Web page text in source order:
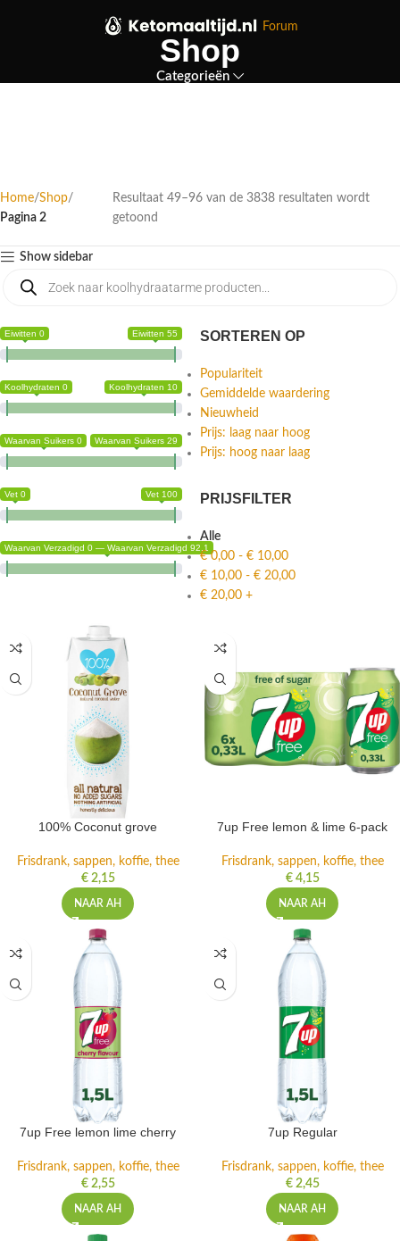
Forum
Shop
Categorieën
Home Shop
Pagina 2
Resultaat 49–96 van de 3838 resultaten wordt
getoond
Show sidebar
Eiwitten 0 Eiwitten 55
Koolhydraten 0 Koolhydraten 10
Waarvan Suikers 0 Waarvan Suikers 29
Vet 0 Vet 100
Waarvan Verzadigd 0 — Waarvan Verzadigd 92.1
SORTEREN OP
Populariteit
Gemiddelde waardering
Nieuwheid
Prijs: laag naar hoog
Prijs: hoog naar laag
PRIJSFILTER
Alle
€0,00 - € 10,00
€ 10,00 - € 20,00
€ 20,00 +
100% Coconut grove
Frisdrank, sappen, koffie, thee
€2,15
NAAR AH
7up Free lemon & lime 6-pack
Frisdrank, sappen, koffie, thee
€4,15
NAAR AH
7up Free lemon lime cherry
Frisdrank, sappen, koffie, thee
€2,55
NAAR AH
7up Regular
Frisdrank, sappen, koffie, thee
€2,45
NAAR AH